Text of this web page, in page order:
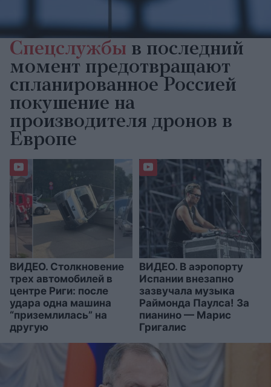
Спецслужбы в последний
момент предотвращают
спланированное Россией
покушение на
производителя дронов в
Европе
ВИДЕО. Столкновение
трех автомобилей в
центре Риги: после
удара одна машина
“приземлилась” на
другую
ВИДЕО. В аэропорту
Испании внезапно
зазвучала музыка
Раймонда Паулса! За
пианино — Марис
Григалис